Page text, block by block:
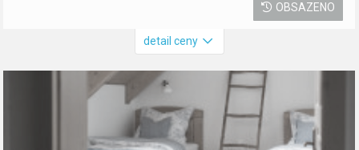
OBSAZENO
detail ceny